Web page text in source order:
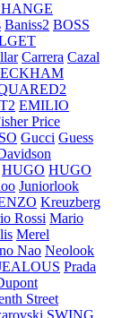
Baniss2 BOSS
Carrera Cazal
EMILIO
Price
Gucci Guess
HUGO HUGO
Juniorlook
Kreuzberg
Rossi Mario
Merel
Nao Neolook
Prada
Street